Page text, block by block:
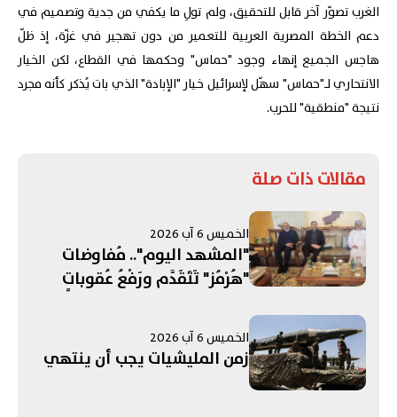
الغرب تصوّر آخر قابل للتحقيق، ولم تولِ ما يكفي من جدية وتصميم في
دعم الخطة المصرية العربية للتعمير من دون تهجير في غزّة، إذ ظلّ
هاجس الجميع إنهاء وجود "حماس" وحكمها في القطاع، لكن الخيار
الانتحاري لـ"حماس" سهّل لإسرائيل خيار "الإبادة" الذي بات يُذكر كأنه مجرد
نتيجة "منطقية" للحرب.
مقالات ذات صلة
الخميس 6 آب 2026
"المشهد اليوم".. مُفاوضات
"هُرْمُز" تَتَقَدَّم ورَفْعُ عُقوباتٍ
الإسرائيليُّ جَنوبًا يُبَدِّدُ الآمالَ
بِمُفاوَضاتِ روما... وإدانَةٌ عَرَبِيَّةٌ -
إسلامِيَّّةٌ لِانتِهاكاتِ الاحتِلالِ في
الخميس 6 آب 2026
زمن المليشيات يجب أن ينتهي